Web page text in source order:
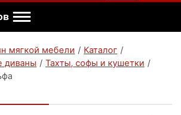
мягкой мебели / Каталог /
диваны / Тахты, софы и кушетки /